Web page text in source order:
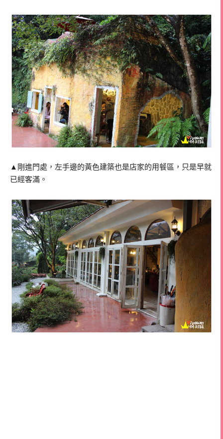
▲剛進門處，左手邊的黃色建築也是店家的用餐區，只是早就
已經客滿。